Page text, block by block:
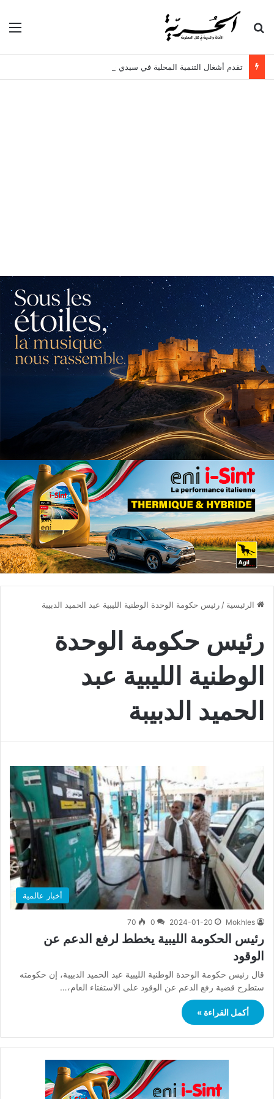
بحث عن
تقدم أشغال التنمية المحلية في سيدي حسين
الرئيسية / رئيس حكومة الوحدة الوطنية الليبية عبد الحميد الدبيبة
رئيس حكومة الوحدة
الوطنية الليبية عبد
الحميد الدبيبة
أخبار عالمية
Mokhles
2024-01-20
0
70
رئيس الحكومة الليبية يخطط لرفع الدعم عن
الوقود
قال رئيس حكومة الوحدة الوطنية الليبية عبد الحميد الدبيبة، إن حكومته
ستطرح قضية رفع الدعم عن الوقود على الاستفتاء العام،…
أكمل القراءة »